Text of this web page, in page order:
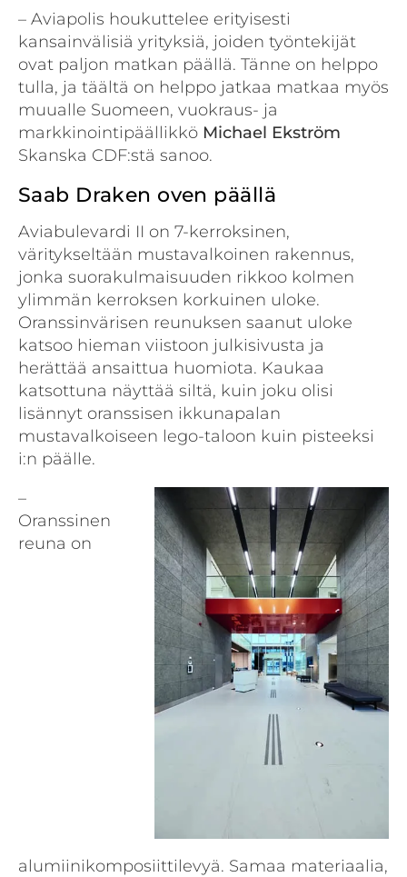
– Aviapolis houkuttelee erityisesti
kansainvälisiä yrityksiä, joiden työntekijät
ovat paljon matkan päällä. Tänne on helppo
tulla, ja täältä on helppo jatkaa matkaa myös
muualle Suomeen, vuokraus- ja
markkinointipäällikkö Michael Ekström
Skanska CDF:stä sanoo.
Saab Draken oven päällä
Aviabulevardi II on 7-kerroksinen,
väritykseltään mustavalkoinen rakennus,
jonka suorakulmaisuuden rikkoo kolmen
ylimmän kerroksen korkuinen uloke.
Oranssinvärisen reunuksen saanut uloke
katsoo hieman viistoon julkisivusta ja
herättää ansaittua huomiota. Kaukaa
katsottuna näyttää siltä, kuin joku olisi
lisännyt oranssisen ikkunapalan
mustavalkoiseen lego-taloon kuin pisteeksi
i:n päälle.
–
Oranssinen
reuna on
alumiinikomposiittilevyä. Samaa materiaalia,